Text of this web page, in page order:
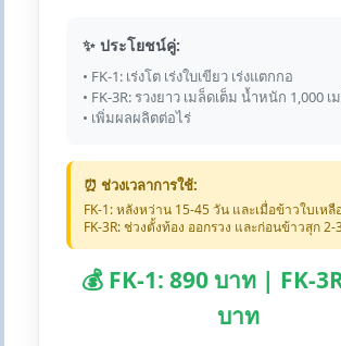
✨ ประโยชน์คู่:
• FK-1: เร่งโต เร่งใบเขียว เร่งแตกกอ
• FK-3R: รวงยาว เมล็ดเต็ม น้ำหนัก 1,000 เ
• เพิ่มผลผลิตต่อไร่
⏰ ช่วงเวลาการใช้:
FK-1: หลังหว่าน 15-45 วัน และเมื่อข้าวใบเหลื
FK-3R: ช่วงตั้งท้อง ออกรวง และก่อนข้าวสุก
💰 FK-1: 890 บาท | FK-
บาท